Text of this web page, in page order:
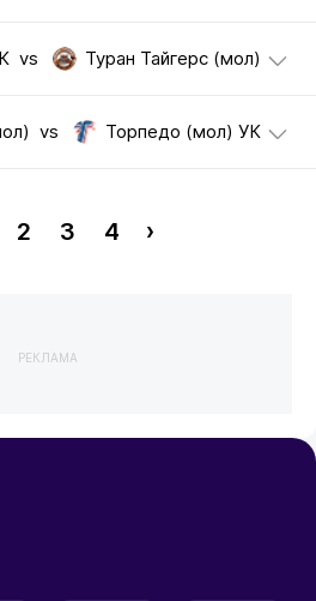
vs Туран Тайгерс (мол)
vs Торпедо (мол) УК
2 3 4 ›
РЕКЛАМА